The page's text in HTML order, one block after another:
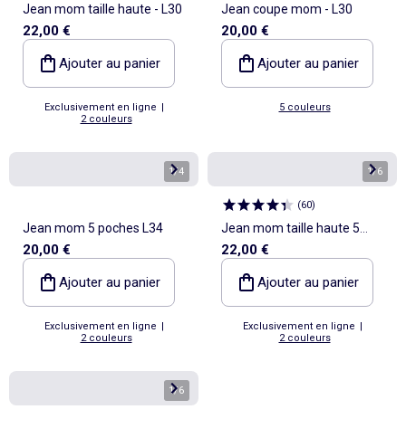
Jean mom taille haute - L30
22,00 €
Ajouter au panier
Exclusivement en ligne |
2 couleurs
Jean coupe mom - L30
20,00 €
Ajouter au panier
5 couleurs
1/4
Jean mom 5 poches L34
20,00 €
Ajouter au panier
Exclusivement en ligne |
2 couleurs
1/6
(60)
Jean mom taille haute 5
poches - L32
22,00 €
Ajouter au panier
Exclusivement en ligne |
2 couleurs
1/6